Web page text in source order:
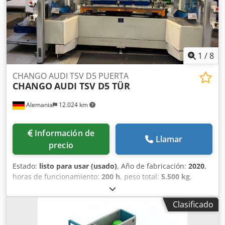
transporte y el embalaje, y cargarlo en un camión o
contenedor. Solicite un precio que incluya el transporte
(lugar de destino: Países Bajos). Atentamente, Henk Hoos.
1 /8
Alemania 12.024 km
CHANGO AUDI TSV D5 PUERTA
CHANGOAUDI TSV D5 TÜR
Información de
precio
Llamar
Estado: listo para usar (usado), Año de fabricación: 2020,
horas de funcionamiento: 200 h, peso total: 5.500 kg,
, alcance del brazo:
fabricante de controles:SIEMENS, modelo de controlador:
, ancho total:
, altura total:
, longitud del producto (máx.):
Clasificado